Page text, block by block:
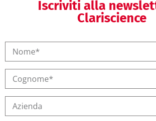
Iscriviti alla
Clariscience